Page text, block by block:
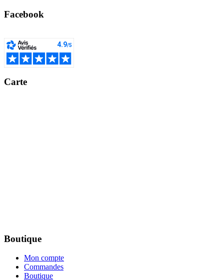
Facebook
Carte
Boutique
Mon compte
Commandes
Boutique